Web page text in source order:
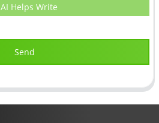
AI Helps Write
Send